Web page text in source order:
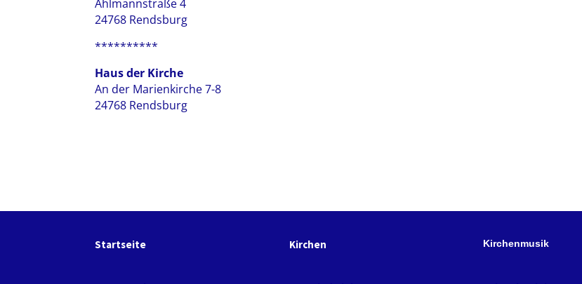
Ahlmannstraße 4
24768 Rendsburg
**********
Haus der Kirche
An der Marienkirche 7-8
24768 Rendsburg
Startseite Kirchen Kirchenmusik